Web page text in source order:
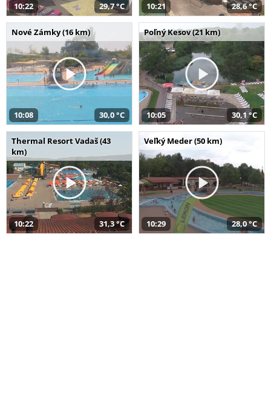
10:22 29,7 °C 10:21 28,6 °C
Nové Zámky (16 km)
10:08 30,0 °C
Poľný Kesov (21 km)
10:05 30,1 °C
Thermal Resort Vadaš (43
km)
10:22 31,3 °C
Veľký Meder (50 km)
10:29 28,0 °C